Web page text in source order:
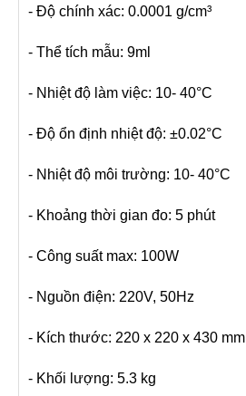
- Độ chính xác: 0.0001 g/cm³
- Thể tích mẫu: 9ml
- Nhiệt độ làm việc: 10- 40°C
- Độ ổn định nhiệt độ: ±0.02°C
- Nhiệt độ môi trường: 10- 40°C
- Khoảng thời gian đo: 5 phút
- Công suất max: 100W
- Nguồn điện: 220V, 50Hz
- Kích thước: 220 x 220 x 430 mm
- Khối lượng: 5.3 kg